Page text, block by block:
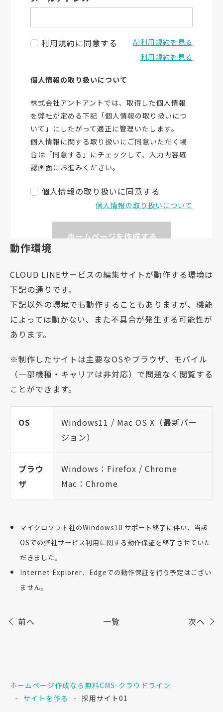
動作環境
CLOUD LINEサービスの編集サイトが動作する環境は
下記の通りです。
下記以外の環境でも動作することもありますが、機能
によっては動かない、また不具合が発生する可能性が
あります。
※制作したサイトは主要なOSやブラウザ、モバイル
（一部機種・キャリアは非対応）で問題なく閲覧する
ことができます。
OS
Windows11 / Mac OS X（最新バー
ジョン）
ブラウ
ザ
Windows：Firefox / Chrome
Mac：Chrome
マイクロソフト社のWindows10 サポート終了に伴い、当該
OSでの弊社サービス利用に関する動作保証を終了させていた
だきました。
Internet Explorer、Edgeでの動作保証を行う予定はござい
ません。
前へ 一覧 次へ
ホームページ作成なら無料CMS-クラウドライン
サイトを作る
採用サイト01